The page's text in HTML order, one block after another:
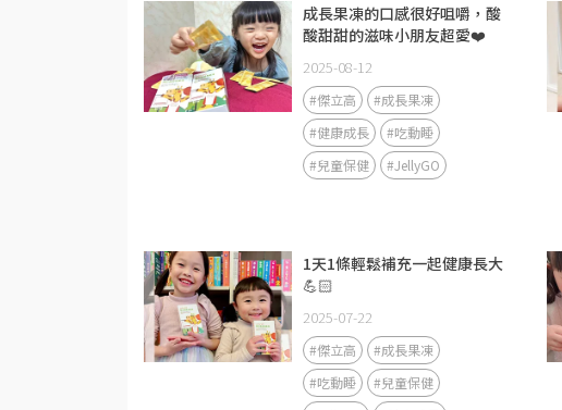
成長果凍的口感很好咀嚼，酸
酸甜甜的滋味小朋友超愛❤️
2025-08-12
#傑立高
#成長果凍
#健康成長
#吃動睡
#兒童保健
#JellyGO
1天1條輕鬆補充一起健康長大
💪🏻
2025-07-22
#傑立高
#成長果凍
#吃動睡
#兒童保健